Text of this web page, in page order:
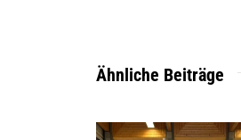
Ähnliche Beiträge